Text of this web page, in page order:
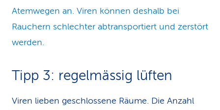
Atemwegen an. Viren können deshalb bei
Rauchern schlechter abtransportiert und zerstört
werden.
Tipp 3: regelmässig lüften
Viren lieben geschlossene Räume. Die Anzahl